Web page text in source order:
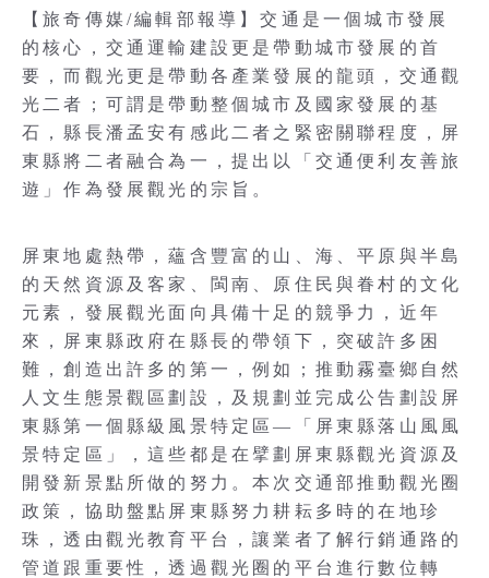
【旅奇傳媒/編輯部報導】交通是一個城市發展
的核心，交通運輸建設更是帶動城市發展的首
要，而觀光更是帶動各產業發展的龍頭，交通觀
光二者；可謂是帶動整個城市及國家發展的基
石，縣長潘孟安有感此二者之緊密關聯程度，屏
東縣將二者融合為一，提出以「交通便利友善旅
遊」作為發展觀光的宗旨。
屏東地處熱帶，蘊含豐富的山、海、平原與半島
的天然資源及客家、閩南、原住民與眷村的文化
元素，發展觀光面向具備十足的競爭力，近年
來，屏東縣政府在縣長的帶領下，突破許多困
難，創造出許多的第一，例如；推動霧臺鄉自然
人文生態景觀區劃設，及規劃並完成公告劃設屏
東縣第一個縣級風景特定區—「屏東縣落山風風
景特定區」，這些都是在擘劃屏東縣觀光資源及
開發新景點所做的努力。本次交通部推動觀光圈
政策，協助盤點屏東縣努力耕耘多時的在地珍
珠，透由觀光教育平台，讓業者了解行銷通路的
管道跟重要性，透過觀光圈的平台進行數位轉